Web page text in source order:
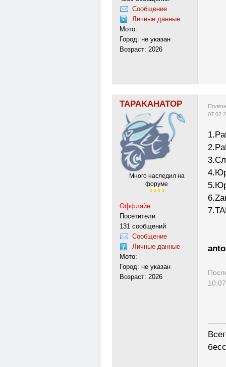
Сообщение
Личные данные
Мото:
Город: не указан
Возраст: 2026
TAPAKAHATOP
Много наследил на
форуме
Оффлайн
Посетители
131 сообщений
Сообщение
Личные данные
Мото:
Город: не указан
Возраст: 2026